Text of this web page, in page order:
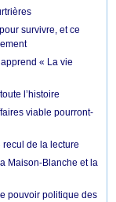
survivre, et ce
« La vie
l’histoire
viable pourront-
de la lecture
Maison-Blanche et la
pouvoir politique des